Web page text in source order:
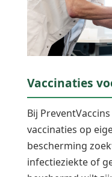
Vaccinaties
Bij
vaccinaties op
bescherming
infectieziekte of